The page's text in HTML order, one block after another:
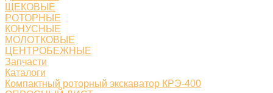
ЩЕКОВЫЕ
РОТОРНЫЕ
КОНУСНЫЕ
МОЛОТКОВЫЕ
ЦЕНТРОБЕЖНЫЕ
Запчасти
Каталоги
Компактный роторный экскаватор КРЭ-400